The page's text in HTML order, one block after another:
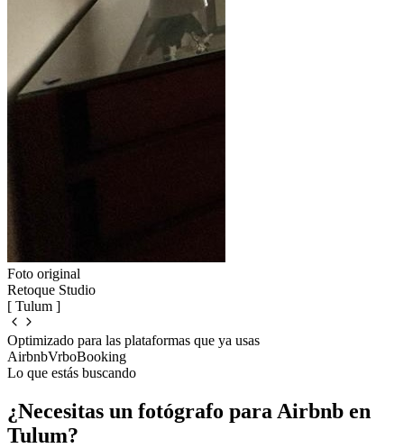
Foto original
Retoque Studio
[ Tulum ]
Optimizado para las plataformas que ya usas
AirbnbVrboBooking
Lo que estás buscando
¿Necesitas un fotógrafo para Airbnb en
Tulum?